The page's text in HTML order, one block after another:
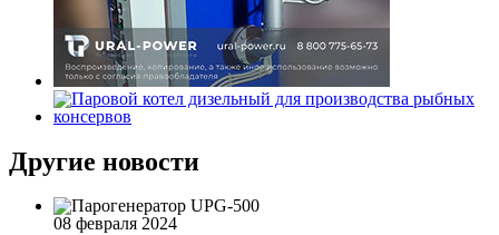
Другие новости
08 февраля 2024